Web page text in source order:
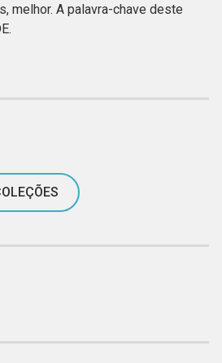
melhor. A palavra-chave deste